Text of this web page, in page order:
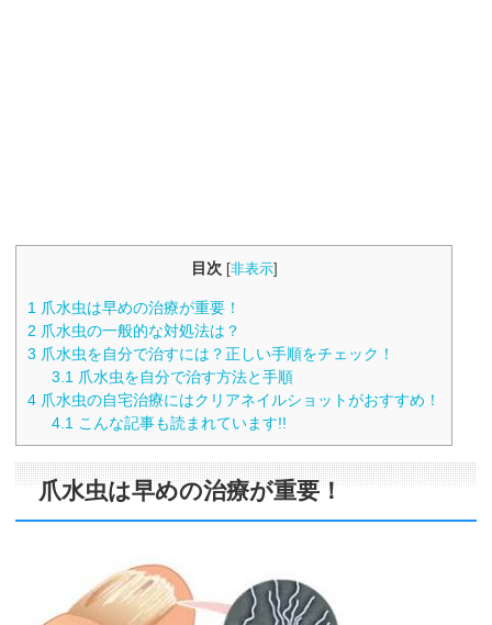
目次 [非表示]
1 爪水虫は早めの治療が重要！
2 爪水虫の一般的な対処法は？
3 爪水虫を自分で治すには？正しい手順をチェック！
3.1 爪水虫を自分で治す方法と手順
4 爪水虫の自宅治療にはクリアネイルショットがおすすめ！
4.1 こんな記事も読まれています!!
爪水虫は早めの治療が重要！